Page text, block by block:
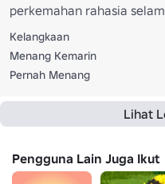
perkemahan rahasia
Kelangkaan
Menang Kemarin
Pernah Menang
Lihat
Pengguna Lain Juga Ikut